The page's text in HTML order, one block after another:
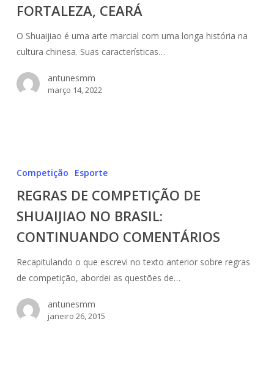
–
CEARÁ
FORTALEZA, CEARÁ
O Shuaijiao é uma arte marcial com uma longa história na
cultura chinesa. Suas características…
antunesmm
março 14, 2022
DE
SHUAIJIAO
NO
BRASIL:
CONTINUANDO
COMENTÁRIOS
Competição Esporte
REGRAS DE COMPETIÇÃO DE
SHUAIJIAO NO BRASIL:
CONTINUANDO COMENTÁRIOS
Recapitulando o que escrevi no texto anterior sobre regras
de competição, abordei as questões de…
antunesmm
janeiro 26, 2015